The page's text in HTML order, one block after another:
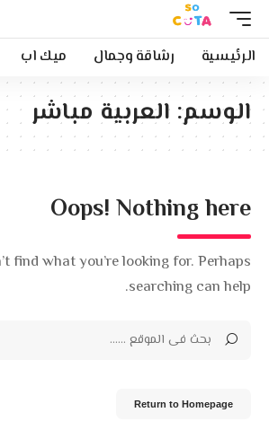
الرئيسية رشاقة وجمال ميك اب
الوسم: العربية مباشر
Oops! Nothing here
find what you’re looking for. Perhaps
searching can help.
Return to Homepage